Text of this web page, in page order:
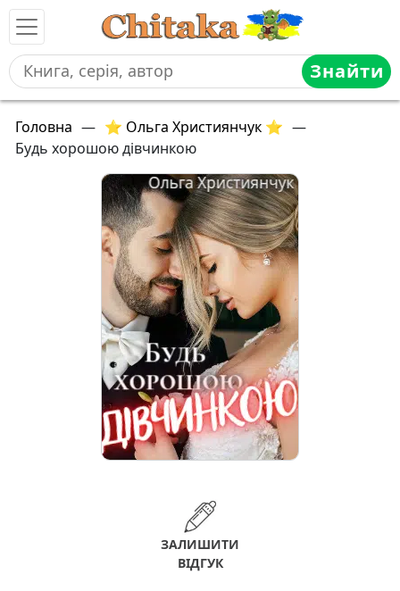
Знайти
Головна — ⭐ Ольга Християнчук ⭐ —
Будь хорошою дівчинкою
ЗАЛИШИТИ
ВІДГУК